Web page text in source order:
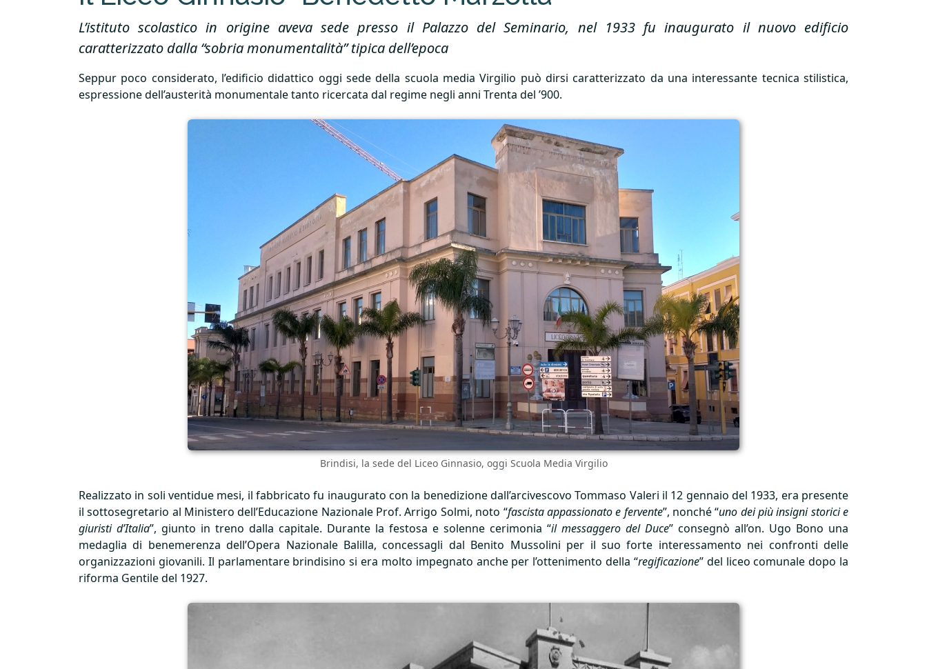
L’istituto scolastico in origine aveva sede presso il Palazzo del Seminario, nel 1933 fu inaugurato il nuovo edificio
caratterizzato dalla “sobria monumentalità” tipica dell’epoca
Seppur poco considerato, l’edificio didattico oggi sede della scuola media Virgilio può dirsi caratterizzato da una interessante tecnica stilistica,
espressione dell’austerità monumentale tanto ricercata dal regime negli anni Trenta del ’900.
Brindisi, la sede del Liceo Ginnasio, oggi Scuola Media Virgilio
Realizzato in soli ventidue mesi, il fabbricato fu inaugurato con la benedizione dall’arcivescovo Tommaso Valeri il 12 gennaio del 1933, era presente
il sottosegretario al Ministero dell’Educazione Nazionale Prof. Arrigo Solmi, noto “fascista appassionato e fervente”, nonché “uno dei più insigni storici e
giuristi d’Italia”, giunto in treno dalla capitale. Durante la festosa e solenne cerimonia “il messaggero del Duce” consegnò all’on. Ugo Bono una
medaglia di benemerenza dell’Opera Nazionale Balilla, concessagli dal Benito Mussolini per il suo forte interessamento nei confronti delle
organizzazioni giovanili. Il parlamentare brindisino si era molto impegnato anche per l’ottenimento della “regificazione” del liceo comunale dopo la
riforma Gentile del 1927.